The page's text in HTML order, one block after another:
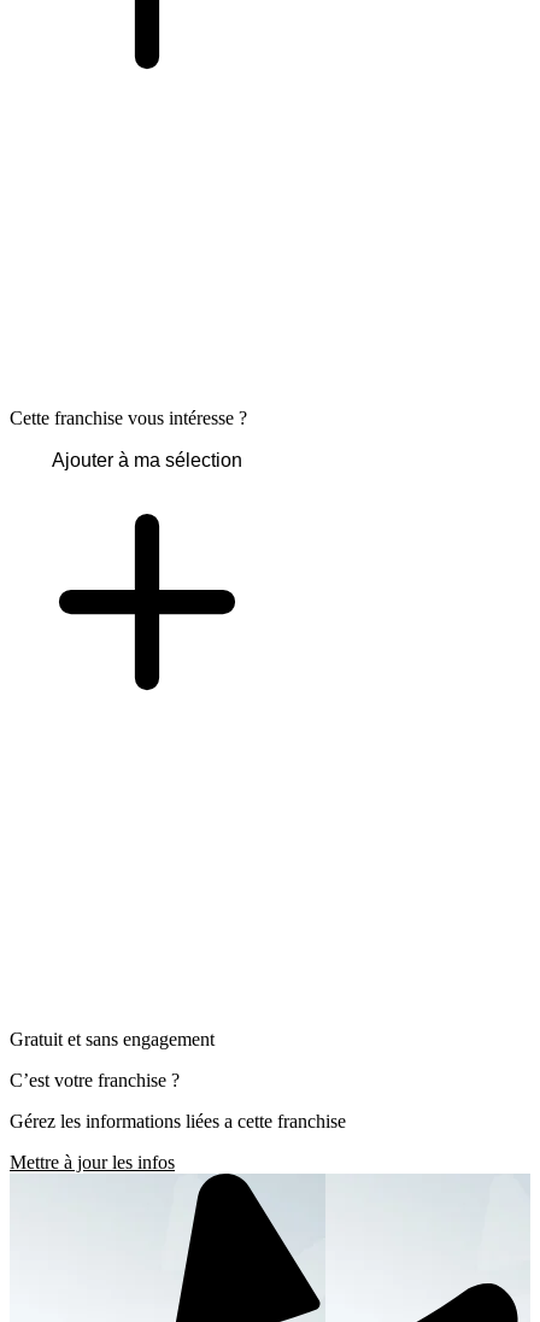
Cette franchise vous intéresse ?
Ajouter à ma sélection
Gratuit et sans engagement
C’est votre franchise ?
Gérez les informations liées a cette franchise
Mettre à jour les infos